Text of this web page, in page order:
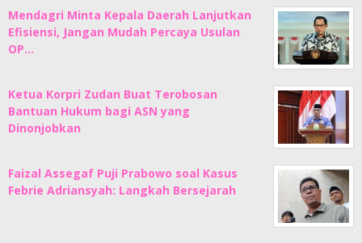
Mendagri Minta Kepala Daerah Lanjutkan
Efisiensi, Jangan Mudah Percaya Usulan
OP…
Ketua Korpri Zudan Buat Terobosan
Bantuan Hukum bagi ASN yang
Dinonjobkan
Faizal Assegaf Puji Prabowo soal Kasus
Febrie Adriansyah: Langkah Bersejarah